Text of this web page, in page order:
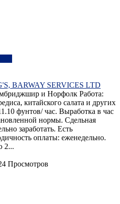
BARWAY SERVICES LTD
и Норфолк Работа:
китайского салата и других
фунтов/ час. Выработка в час
нормы. Сдельная
заработать. Есть
оплаты: еженедельно.
2...
Просмотров